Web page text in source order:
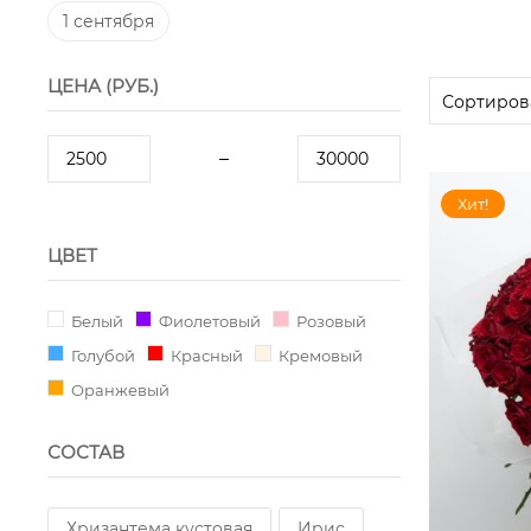
1 сентября
ЦЕНА (РУБ.)
ЦВЕТ
Белый Фиолетовый
Розовый
Голубой
Красный
Кремовый
Оранжевый
СОСТАВ
Хит!